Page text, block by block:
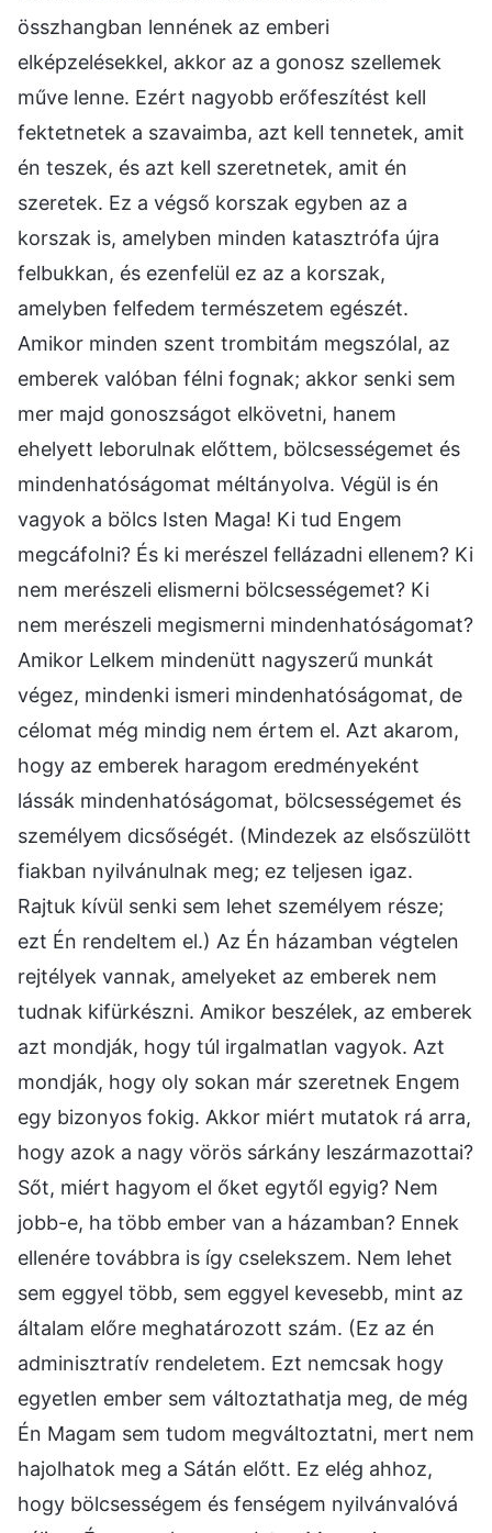
összhangban lennének az emberi
elképzelésekkel, akkor az a gonosz szellemek
műve lenne. Ezért nagyobb erőfeszítést kell
fektetnetek a szavaimba, azt kell tennetek, amit
én teszek, és azt kell szeretnetek, amit én
szeretek. Ez a végső korszak egyben az a
korszak is, amelyben minden katasztrófa újra
felbukkan, és ezenfelül ez az a korszak,
amelyben felfedem természetem egészét.
Amikor minden szent trombitám megszólal, az
emberek valóban félni fognak; akkor senki sem
mer majd gonoszságot elkövetni, hanem
ehelyett leborulnak előttem, bölcsességemet és
mindenhatóságomat méltányolva. Végül is én
vagyok a bölcs Isten Maga! Ki tud Engem
megcáfolni? És ki merészel fellázadni ellenem? Ki
nem merészeli elismerni bölcsességemet? Ki
nem merészeli megismerni mindenhatóságomat?
Amikor Lelkem mindenütt nagyszerű munkát
végez, mindenki ismeri mindenhatóságomat, de
célomat még mindig nem értem el. Azt akarom,
hogy az emberek haragom eredményeként
lássák mindenhatóságomat, bölcsességemet és
személyem dicsőségét. (Mindezek az elsőszülött
fiakban nyilvánulnak meg; ez teljesen igaz.
Rajtuk kívül senki sem lehet személyem része;
ezt Én rendeltem el.) Az Én házamban végtelen
rejtélyek vannak, amelyeket az emberek nem
tudnak kifürkészni. Amikor beszélek, az emberek
azt mondják, hogy túl irgalmatlan vagyok. Azt
mondják, hogy oly sokan már szeretnek Engem
egy bizonyos fokig. Akkor miért mutatok rá arra,
hogy azok a nagy vörös sárkány leszármazottai?
Sőt, miért hagyom el őket egytől egyig? Nem
jobb-e, ha több ember van a házamban? Ennek
ellenére továbbra is így cselekszem. Nem lehet
sem eggyel több, sem eggyel kevesebb, mint az
általam előre meghatározott szám. (Ez az én
adminisztratív rendeletem. Ezt nemcsak hogy
egyetlen ember sem változtathatja meg, de még
Én Magam sem tudom megváltoztatni, mert nem
hajolhatok meg a Sátán előtt. Ez elég ahhoz,
hogy bölcsességem és fenségem nyilvánvalóvá